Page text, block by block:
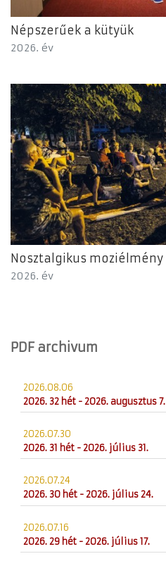
Népszerűek a kütyük
2026. év
Nosztalgikus moziélmény
2026. év
PDF archivum
2026.08.06
2026. 32 hét - 2026. augusztus 7.
2026.07.30
2026. 31 hét - 2026. július 31.
2026.07.24
2026. 30 hét - 2026. július 24.
2026.07.16
2026. 29 hét - 2026. július 17.